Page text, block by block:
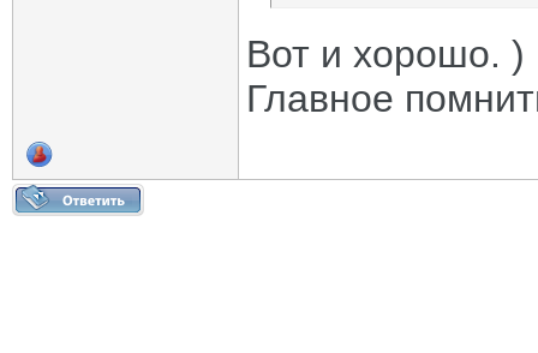
Вот и хорошо. )
Главное